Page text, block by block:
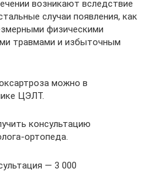
возникают вследствие
случаи появления, как
физическими
травмами и избыточным
можно в
ЦЭЛТ.
консультацию
ортопеда.
— 3 000